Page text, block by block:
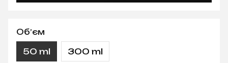
Обʼєм
50 ml 300 ml